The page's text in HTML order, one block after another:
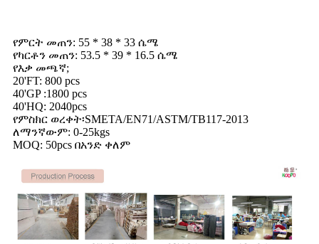
የምርት መጠን: 55 * 38 * 33 ሴሜ
የካርቶን መጠን: 53.5 * 39 * 16.5 ሴሜ
የእቃ መጫኛ;
20'FT: 800 pcs
40'GP :1800 pcs
40'HQ: 2040pcs
የምስክር ወረቀት፡SMETA/EN71/ASTM/TB117-2013
ለማንኛውም: 0-25kgs
MOQ: 50pcs በአንድ ቀለም